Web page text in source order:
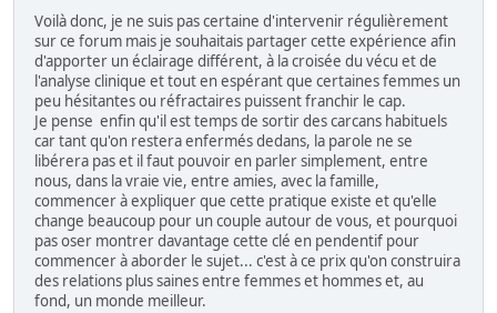
Voilà donc, je ne suis pas certaine d'intervenir régulièrement
sur ce forum mais je souhaitais partager cette expérience afin
d'apporter un éclairage différent, à la croisée du vécu et de
l'analyse clinique et tout en espérant que certaines femmes un
peu hésitantes ou réfractaires puissent franchir le cap.
Je pense enfin qu'il est temps de sortir des carcans habituels
car tant qu'on restera enfermés dedans, la parole ne se
libérera pas et il faut pouvoir en parler simplement, entre
nous, dans la vraie vie, entre amies, avec la famille,
commencer à expliquer que cette pratique existe et qu'elle
change beaucoup pour un couple autour de vous, et pourquoi
pas oser montrer davantage cette clé en pendentif pour
commencer à aborder le sujet... c'est à ce prix qu'on construira
des relations plus saines entre femmes et hommes et, au
fond, un monde meilleur.